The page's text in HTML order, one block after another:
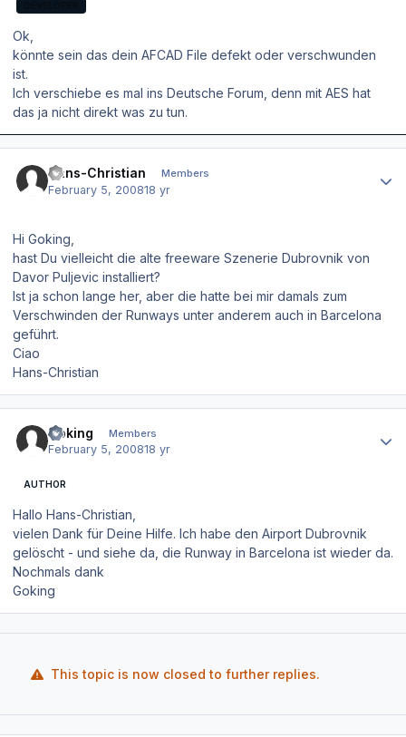
Ok,
könnte sein das dein AFCAD File defekt oder verschwunden
ist.
Ich verschiebe es mal ins Deutsche Forum, denn mit AES hat
das ja nicht direkt was zu tun.
Hans-Christian Members
February 5, 200818 yr
Hi Goking,
hast Du vielleicht die alte freeware Szenerie Dubrovnik von
Davor Puljevic installiert?
Ist ja schon lange her, aber die hatte bei mir damals zum
Verschwinden der Runways unter anderem auch in Barcelona
geführt.
Ciao
Hans-Christian
Goking Members
February 5, 200818 yr
AUTHOR
Hallo Hans-Christian,
vielen Dank für Deine Hilfe. Ich habe den Airport Dubrovnik
gelöscht - und siehe da, die Runway in Barcelona ist wieder da.
Nochmals dank
Goking
This topic is now closed to further replies.